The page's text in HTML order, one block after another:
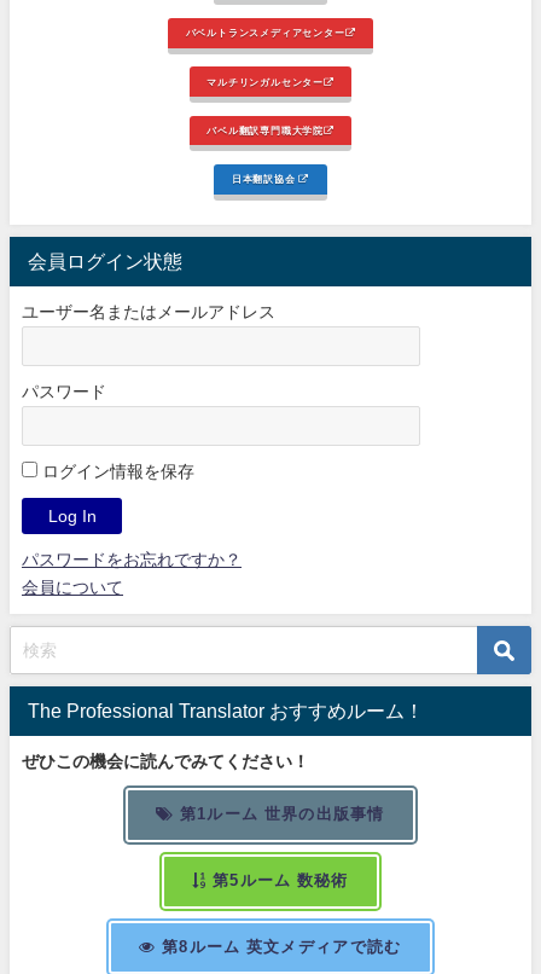
バベルトランスメディアセンター
マルチリンガルセンター
バベル翻訳専門職大学院
日本翻訳協会
会員ログイン状態
ユーザー名またはメールアドレス
パスワード
ログイン情報を保存
パスワードをお忘れですか？
会員について
The Professional Translator おすすめルーム！
ぜひこの機会に読んでみてください！
第1ルーム 世界の出版事情
第5ルーム 数秘術
第8ルーム 英文メディアで読む